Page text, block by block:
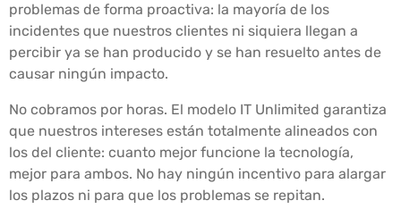
problemas de forma proactiva: la mayoría de los
incidentes que nuestros clientes ni siquiera llegan a
percibir ya se han producido y se han resuelto antes de
causar ningún impacto.
No cobramos por horas. El modelo IT Unlimited garantiza
que nuestros intereses están totalmente alineados con
los del cliente: cuanto mejor funcione la tecnología,
mejor para ambos. No hay ningún incentivo para alargar
los plazos ni para que los problemas se repitan.